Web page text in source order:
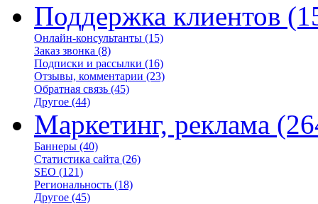
Поддержка клиентов
Онлайн-консультанты (15)
Заказ звонка (8)
Подписки и рассылки (16)
Отзывы, комментарии (23)
Обратная связь (45)
Другое (44)
Маркетинг, реклама
Баннеры (40)
Статистика сайта (26)
SEO (121)
Региональность (18)
Другое (45)